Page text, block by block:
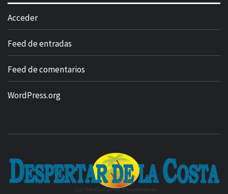
Acceder
Feed de entradas
Feed de comentarios
WordPress.org